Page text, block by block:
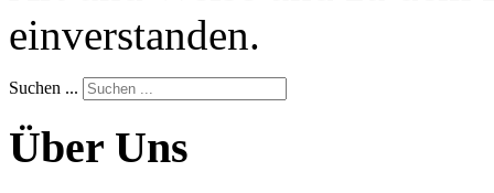
einverstanden.
Suchen ...
Über Uns